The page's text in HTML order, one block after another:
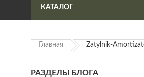
КАТАЛОГ
Главная Zatylnik-
РАЗДЕЛЫ БЛОГА